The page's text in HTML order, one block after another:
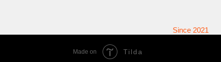
Made on Tilda